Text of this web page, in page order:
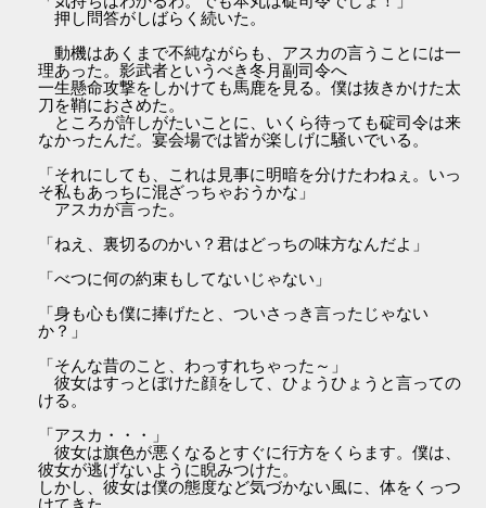
押し問答がしばらく続いた。
動機はあくまで不純ながらも、アスカの言うことには一
理あった。影武者というべき冬月副司令へ
一生懸命攻撃をしかけても馬鹿を見る。僕は抜きかけた太
刀を鞘におさめた。
ところが許しがたいことに、いくら待っても碇司令は来
なかったんだ。宴会場では皆が楽しげに騒いでいる。
「それにしても、これは見事に明暗を分けたわねぇ。いっ
そ私もあっちに混ざっちゃおうかな」
アスカが言った。
「ねえ、裏切るのかい？君はどっちの味方なんだよ」
「べつに何の約束もしてないじゃない」
「身も心も僕に捧げたと、ついさっき言ったじゃない
か？」
「そんな昔のこと、わっすれちゃった～」
彼女はすっとぼけた顔をして、ひょうひょうと言っての
ける。
「アスカ・・・」
彼女は旗色が悪くなるとすぐに行方をくらます。僕は、
彼女が逃げないように睨みつけた。
しかし、彼女は僕の態度など気づかない風に、体をくっつ
けてきた。